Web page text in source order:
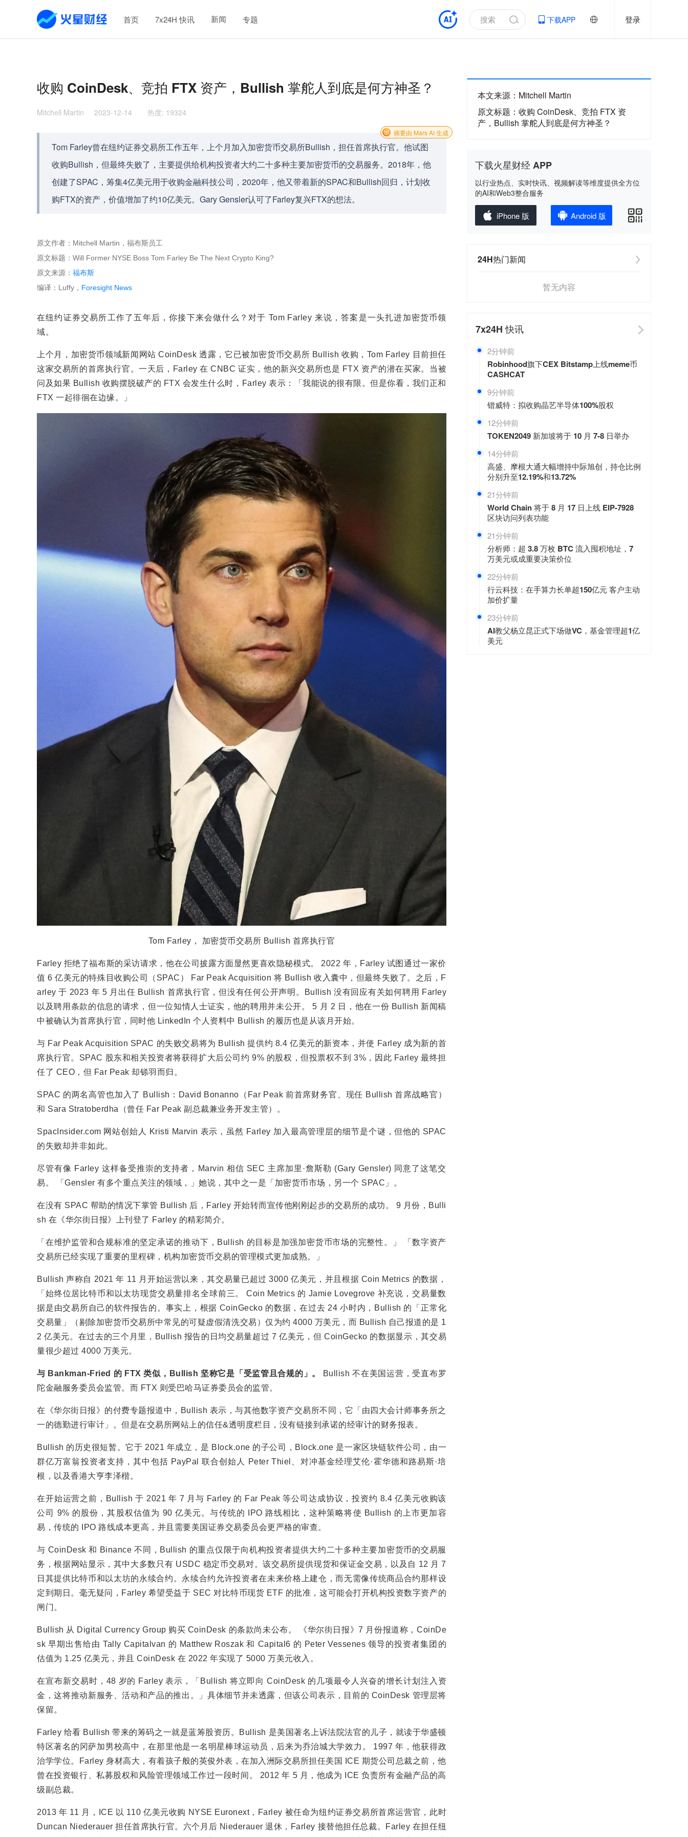
首页 7x24H 快讯 新闻 专题 下载APP 登录
收购 CoinDesk、竞拍 FTX 资产，Bullish 掌舵人到底是何方神圣？
Mitchell Martin 2023-12-14 热度: 19324
Tom Farley曾在纽约证券交易所工作五年，上个月加入加密货币交易所Bullish，担任首席执行官。他试图
收购Bullish，但最终失败了，主要提供给机构投资者大约二十多种主要加密货币的交易服务。2018年，他
创建了SPAC，筹集4亿美元用于收购金融科技公司，2020年，他又带着新的SPAC和Bullish回归，计划收
购FTX的资产，价值增加了约10亿美元。Gary Gensler认可了Farley复兴FTX的想法。
摘要由 Mars AI 生成
原文作者：Mitchell Martin，福布斯员工
原文标题：Will Former NYSE Boss Tom Farley Be The Next Crypto King?
原文来源： 福布斯
编译：Luffy， Foresight News
在纽约证券交易所工作了五年后，你接下来会做什么？对于 Tom Farley 来说，答案是一头扎进加密货币领
域。
上个月，加密货币领域新闻网站 CoinDesk 透露，它已被加密货币交易所 Bullish 收购，Tom Farley 目前担任
这家交易所的首席执行官。一天后，Farley 在 CNBC 证实，他的新兴交易所也是 FTX 资产的潜在买家。当被
问及如果 Bullish 收购摆脱破产的 FTX 会发生什么时，Farley 表示：「我能说的很有限。但是你看，我们正和
FTX 一起徘徊在边缘。」
Tom Farley， 加密货币交易所 Bullish 首席执行官
Farley 拒绝了福布斯的采访请求，他在公司披露方面显然更喜欢隐秘模式。 2022 年，Farley 试图通过一家价
值 6 亿美元的特殊目收购公司（SPAC） Far Peak Acquisition 将 Bullish 收入囊中，但最终失败了。之后，F
arley 于 2023 年 5 月出任 Bullish 首席执行官，但没有任何公开声明。Bullish 没有回应有关如何聘用 Farley
以及聘用条款的信息的请求，但一位知情人士证实，他的聘用并未公开。 5 月 2 日，他在一份 Bullish 新闻稿
中被确认为首席执行官，同时他 LinkedIn 个人资料中 Bullish 的履历也是从该月开始。
与 Far Peak Acquisition SPAC 的失败交易将为 Bullish 提供约 8.4 亿美元的新资本，并使 Farley 成为新的首
席执行官。SPAC 股东和相关投资者将获得扩大后公司约 9% 的股权，但投票权不到 3%，因此 Farley 最终担
任了 CEO，但 Far Peak 却铩羽而归。
SPAC 的两名高管也加入了 Bullish：David Bonanno（Far Peak 前首席财务官、现任 Bullish 首席战略官）
和 Sara Stratoberdha（曾任 Far Peak 副总裁兼业务开发主管）。
SpacInsider.com 网站创始人 Kristi Marvin 表示，虽然 Farley 加入最高管理层的细节是个谜，但他的 SPAC
的失败却并非如此。
尽管有像 Farley 这样备受推崇的支持者，Marvin 相信 SEC 主席加里·詹斯勒 (Gary Gensler) 同意了这笔交
易。 「Gensler 有多个重点关注的领域，」她说，其中之一是「加密货币市场，另一个 SPAC」。
在没有 SPAC 帮助的情况下掌管 Bullish 后，​Farley 开始转而宣传他刚刚起步的交易所的成功。 9 月份，Bulli
sh 在《华尔街日报》上刊登了 Farley 的精彩简介。
「在维护监管和合规标准的坚定承诺的推动下，Bullish 的目标是加强加密货币市场的完整性。」 「数字资产
交易所已经实现了重要的里程碑，机构加密货币交易的管理模式更加成熟。」
Bullish 声称自 2021 年 11 月开始运营以来，其交易量已超过 3000 亿美元，并且根据 Coin Metrics 的数据，
「始终位居比特币和以太坊现货交易量排名全球前三。 Coin Metrics 的 Jamie Lovegrove 补充说，交易量数
据是由交易所自己的软件报告的。事实上，根据 CoinGecko 的数据，在过去 24 小时内，Bullish 的「正常化
交易量」（剔除加密货币交易所中常见的可疑虚假清洗交易）仅为约 4000 万美元，而 Bullish 自己报道的是 1
2 亿美元。在过去的三个月里，Bullish 报告的日均交易量超过 7 亿美元，但 CoinGecko 的数据显示，其交易
量很少超过 4000 万美元。
与 Bankman-Fried 的 FTX 类似，Bullish 坚称它是「受监管且合规的」。
Bullish 不在美国运营，受直布罗
陀金融服务委员会监管。而 FTX 则受巴哈马证券委员会的监管。
在《华尔街日报》的付费专题报道中，Bullish 表示，与其他数字资产交易所不同，它「由四大会计师事务所之
一的德勤进行审计」。但是在交易所网站上的信任&透明度栏目，没有链接到承诺的经审计的财务报表。
Bullish 的历史很短暂。它于 2021 年成立，是 Block.one 的子公司，Block.one 是一家区块链软件公司，由一
群亿万富翁投资者支持，其中包括 PayPal 联合创始人 Peter Thiel、对冲基金经理艾伦·霍华德和路易斯·培
根，以及香港大亨李泽楷。
在开始运营之前，Bullish 于 2021 年 7 月与 Farley 的 Far Peak 等公司达成协议，投资约 8.4 亿美元收购该
公司 9% 的股份，其股权估值为 90 亿美元。与传统的 IPO 路线相比，这种策略将使 Bullish 的上市更加容
易，传统的 IPO 路线成本更高，并且需要美国证券交易委员会更严格的审查。
与 CoinDesk 和 Binance 不同，Bullish 的重点仅限于向机构投资者提供大约二十多种主要加密货币的交易服
务，根据网站显示，其中大多数只有 USDC 稳定币交易对。该交易所提供现货和保证金交易，以及自 12 月 7
日其提供比特币和以太坊的永续合约。永续合约允许投资者在未来价格上建仓，而无需像传统商品合约那样设
定到期日。毫无疑问，Farley 希望受益于 SEC 对比特币现货 ETF 的批准，这可能会打开机构投资数字资产的
闸门。
Bullish 从 Digital Currency Group 购买 CoinDesk 的条款尚未公布。 《华尔街日报》7 月份报道称，CoinDe
sk 早期出售给由 Tally Capitalvan 的 Matthew Roszak 和 Capital6 的 Peter Vessenes 领导的投资者集团的
估值为 1.25 亿美元，并且 CoinDesk 在 2022 年实现了 5000 万美元收入。
在宣布新交易时，48 岁的 Farley 表示，「Bullish 将立即向 CoinDesk 的几项最令人兴奋的增长计划注入资
金，这将推动新服务、活动和产品的推出。」具体细节并未透露，但该公司表示，目前的 CoinDesk 管理层将
保留。
Farley 给看 Bullish 带来的筹码之一就是蓝筹股资历。Bullish 是美国著名上诉法院法官的儿子，就读于华盛顿
特区著名的冈萨加男校高中，在那里他是一名明星棒球运动员，后来为乔治城大学效力。 1997 年，他获得政
治学学位。Farley 身材高大，有着孩子般的英俊外表，在加入洲际交易所担任美国 ICE 期货公司总裁之前，他
曾在投资银行、私募股权和风险管理领域工作过一段时间。 2012 年 5 月，他成为 ICE 负责所有金融产品的高
级副总裁。
2013 年 11 月，ICE 以 110 亿美元收购 NYSE Euronext，Farley 被任命为纽约证券交易所首席运营官，此时
Duncan Niederauer 担任首席执行官。六个月后 Niederauer 退休，Farley 接替他担任总裁。Farley 在担任纽
本文来源 ： Mitchell Martin
原文标题 ： 收购 CoinDesk、竞拍 FTX 资
产，Bullish 掌舵人到底是何方神圣？
下载火星财经 APP
以行业热点、实时快讯、视频解读等维度提供全方位
的AI和Web3整合服务
iPhone 版 Android 版
24H热门新闻
暂无内容
7x24H快讯
2分钟前
Robinhood旗下CEX Bitstamp上线meme币
CASHCAT
9分钟前
锴威特：拟收购晶艺半导体100%股权
12分钟前
TOKEN2049 新加坡将于 10 月 7-8 日举办
14分钟前
高盛、摩根大通大幅增持中际旭创，持仓比例
分别升至12.19%和13.72%
21分钟前
World Chain 将于 8 月 17 日上线 EIP-7928
区块访问列表功能
21分钟前
分析师：超 3.8 万枚 BTC 流入囤积地址，7
万美元或成重要决策价位
22分钟前
行云科技：在手算力长单超150亿元 客户主动
加价扩量
23分钟前
AI教父杨立昆正式下场做VC，基金管理超1亿
美元